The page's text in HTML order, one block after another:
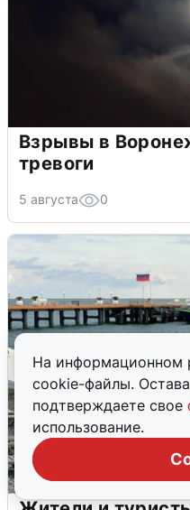
На информационном
cookie-файлы.
подтверждаете свое
использование.
Взрывы в
тревоги
5 августа 0